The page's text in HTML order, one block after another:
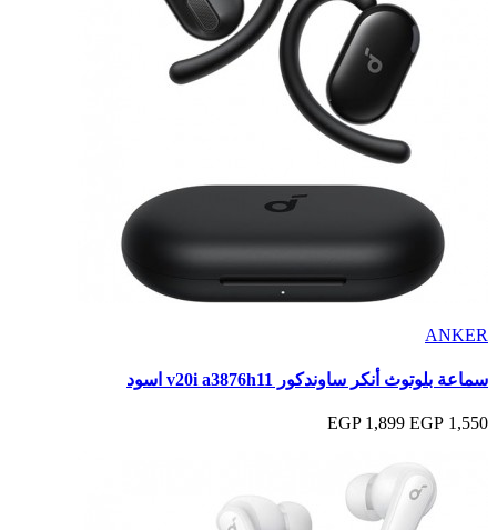
ANKER
سماعة بلوتوث أنكر ساوندكور v20i a3876h11 اسود
1,550 EGP
1,899 EGP